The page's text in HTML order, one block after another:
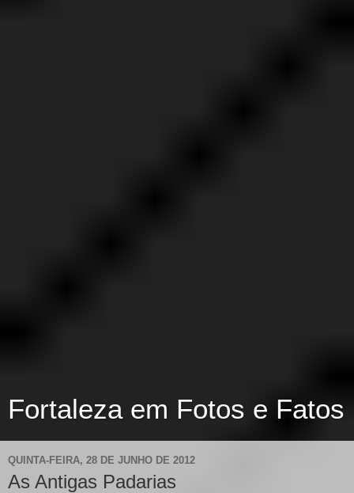
Fortaleza em Fotos e Fatos
QUINTA-FEIRA, 28 DE JUNHO DE 2012
As Antigas Padarias